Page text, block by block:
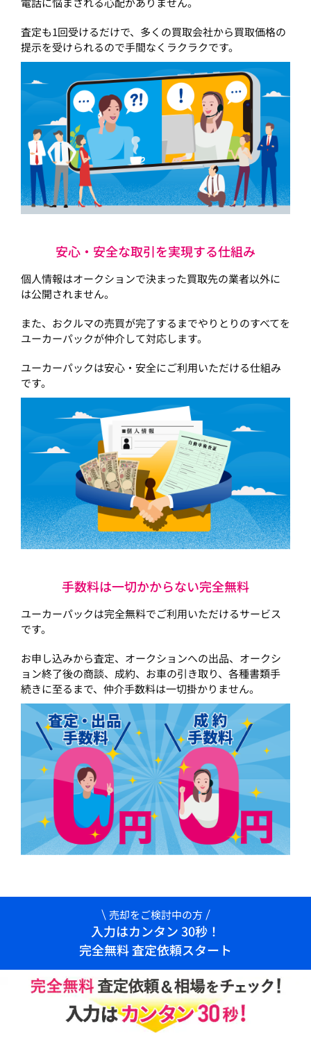
査定も1回受けるだけで、多くの買取会社から買取価格の
提示を受けられるので手間なくラクラクです。
安心・安全な取引を実現する仕組み
個人情報はオークションで決まった買取先の業者以外に
は公開されません。
また、おクルマの売買が完了するまでやりとりのすべてを
ユーカーパックが仲介して対応します。
ユーカーパックは安心・安全にご利用いただける仕組み
です。
手数料は一切かからない完全無料
ユーカーパックは完全無料でご利用いただけるサービス
です。
お申し込みから査定、オークションへの出品、オークシ
ョン終了後の商談、成約、お車の引き取り、各種書類手
続きに至るまで、仲介手数料は一切掛かりません。
売却をご検討中の方
入力はカンタン 30秒！
完全無料 査定依頼スタート